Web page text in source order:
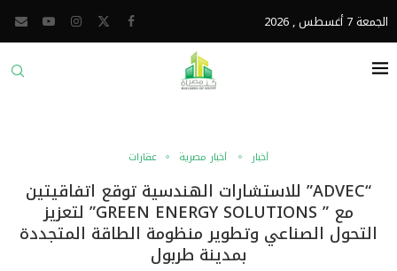
الجمعة 7 أغسطس , 2026
أخبار أخبار مصرية عقارات
“ADVEC” للاستشارات الهندسية توقع اتفاقيتين
مع ” GREEN ENERGY SOLUTIONS” لتعزيز
التحول الصناعي وتطوير منظومة الطاقة المتجددة
بمدينة طربول